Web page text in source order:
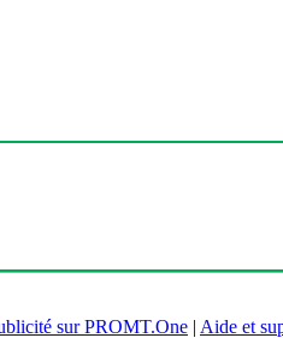
sur PROMT.One | Aide et